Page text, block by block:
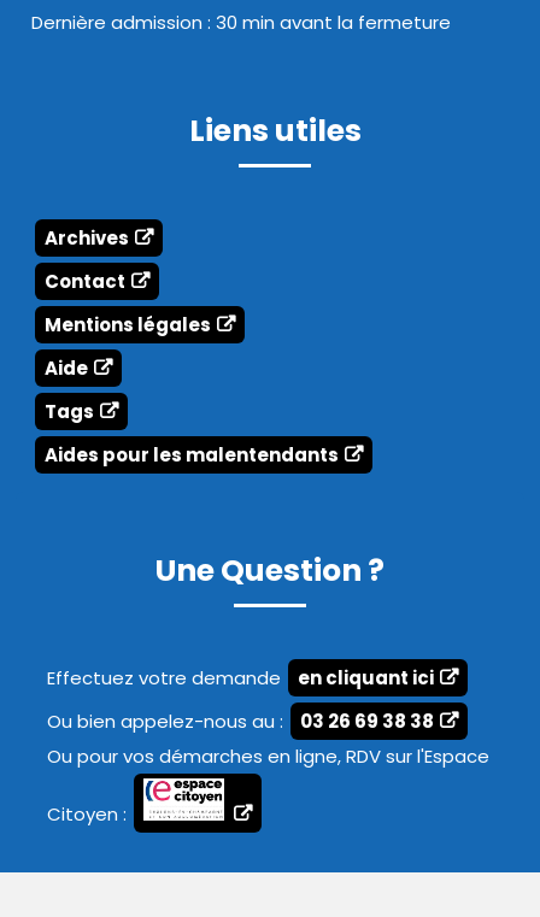
Dernière admission : 30 min avant la fermeture
Liens utiles
Archives
Contact
Mentions légales
Aide
Tags
Aides pour les malentendants
Une Question ?
Effectuez votre demande
en cliquant ici
Ou bien appelez-nous au :
03 26 69 38 38
Ou pour vos démarches en ligne, RDV sur l'Espace
Citoyen :